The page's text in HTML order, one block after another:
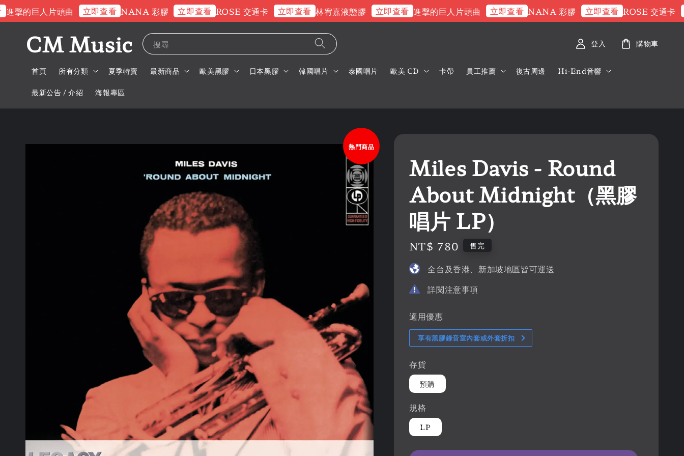
的巨人片頭曲 立即查看 NANA 彩膠 立即查看 ROSE 交通卡 立即查看 林宥嘉液態膠 立即查看 進擊的巨人片頭曲 立即查看 NANA 彩膠 立即查看 ROSE 交通卡 立
CM Music 搜尋
首頁 所有分類 夏季特賣 最新商品 歐美黑膠 日本黑膠 韓國唱片 泰國唱片 歐美 CD 卡帶 員工推薦 復古周邊 Hi-End音響
最新公告 / 介紹 海報專區
登入 購物車
熱門商品
Miles Davis - Round
About Midnight（黑膠
唱片 LP）
Regular
price
NT$ 780 售完
全台及香港、新加坡地區皆可運送
詳閱注意事項
適用優惠
享有黑膠錄音室內套或外套折扣
存貨
預購
規格
LP